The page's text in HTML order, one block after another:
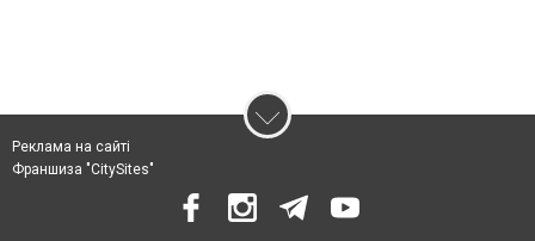
Реклама на сайті
Франшиза "CitySites"